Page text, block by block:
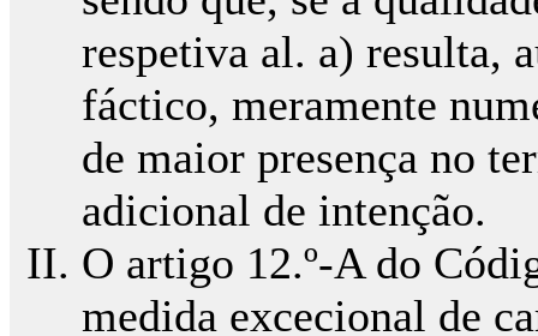
respetiva al. a) resulta,
fáctico, meramente
de maior presença no
adicional de intenção.
O artigo 12.º-A do
medida excecional de